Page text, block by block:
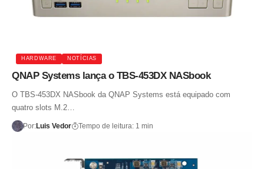
HARDWARE NOTÍCIAS
QNAP Systems lança o TBS-453DX NASbook
O TBS-453DX NASbook da QNAP Systems está equipado com
quatro slots M.2…
Por:Luis Vedor Tempo de leitura: 1 min